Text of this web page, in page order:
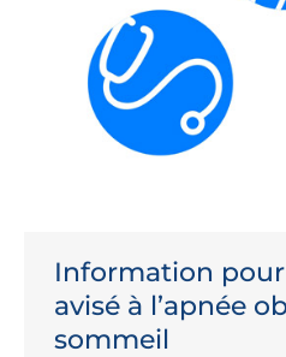
Information
avisé à l’apnée
sommeil